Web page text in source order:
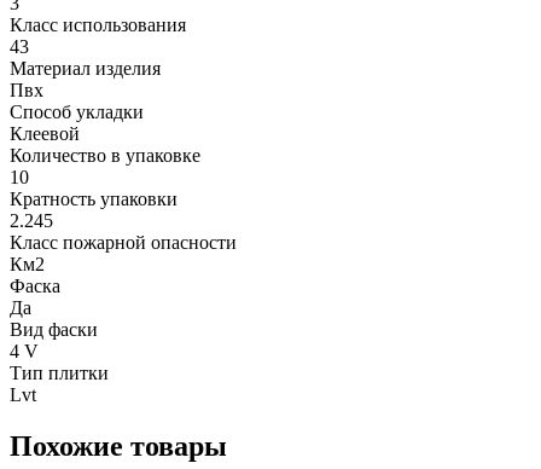
Класс использования
43
Материал изделия
Пвх
Способ укладки
Клеевой
Количество в упаковке
10
Кратность упаковки
2.245
Класс пожарной опасности
Км2
Фаска
Да
Вид фаски
4 V
Тип плитки
Lvt
Похожие товары